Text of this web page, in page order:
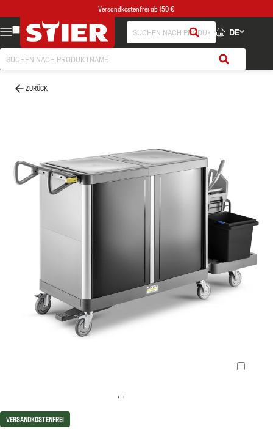
Versandkostenfrei ab 150 €
DE
ZURÜCK
VERSANDKOSTENFREI